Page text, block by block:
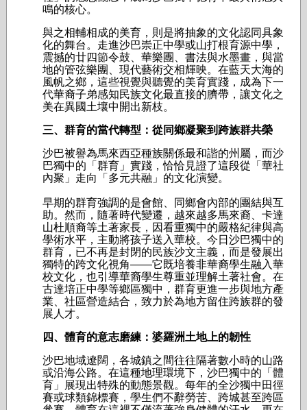
鳴的核心。
與之相輔相成的美育，則是將抽象的文化認同具象
化的舞台。走進沙巴崇正中學或山打根育源中學，
震撼的廿四節令鼓、華樂團、書法與水墨畫，與當
地的管弦樂團、現代藝術交相輝映。在藍天大海的
風帆之鄉，這些視覺與聽覺的美育實踐，成為下一
代華裔子弟感知民族文化最直接的臍帶，讓文化之
美在異國土壤中開出新枝。
三、群育的當代轉型：從同鄉凝聚到跨族群共榮
沙巴被譽為馬來西亞種族關係最和諧的州屬，而沙
巴獨中的「群育」實踐，恰恰見證了這段從「華社
內聚」走向「多元共融」的文化演變。
早期的群育強調的是會館、同鄉會內部的團結與互
助。然而，隨著時代變遷，越來越多馬來裔、卡達
山杜順裔等土著家長，因看重獨中的嚴格紀律與高
學術水平，主動將孩子送入華校。今日沙巴獨中的
群育，已不再是封閉的民族沙文主義，而是發展出
獨特的跨文化視角——它既培養非華裔學生融入華
校文化，也引導華裔學生尊重並理解土著社會。在
古達培正中學等鄉區獨中，群育更進一步與地方產
業、社區營造結合，致力於為地方留住跨族群的發
展人才。
四、體育的意志磨練：婆羅洲土地上的韌性
沙巴地域遼闊，各城鎮之間往往隔著數小時的山路
或沿海公路。在這種地理環境下，沙巴獨中的「體
育」展現出特殊的動態景觀。每年的全沙獨中田徑
賽或球類錦標賽，學生們不辭勞苦、跨城甚至跨區